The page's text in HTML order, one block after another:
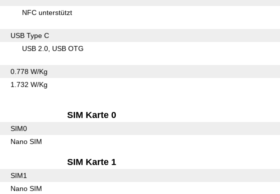
NFC unterstützt
USB Type C
USB 2.0 USB OTG
0.778 W/Kg
1.732 W/Kg
SIM Karte 0
SIM0
Nano SIM
SIM Karte 1
SIM1
Nano SIM